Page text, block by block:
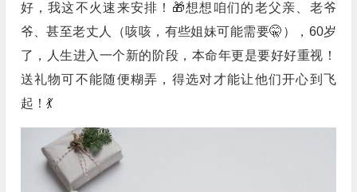
好，我这不火速来安排！🎁想想咱们的老父亲、老爷
爷、甚至老丈人（咳咳，有些姐妹可能需要🤫），60岁
了，人生进入一个新的阶段，本命年更是要好好重视！
送礼物可不能随便糊弄，得选对才能让他们开心到飞
起！💃